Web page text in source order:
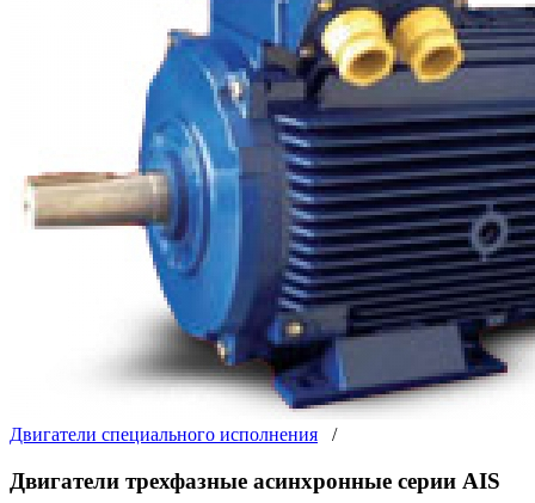
Двигатели специального исполнения /
Двигатели трехфазные асинхронные серии АIS